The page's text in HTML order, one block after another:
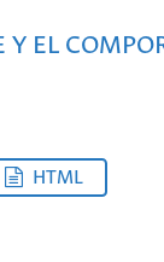
Y EL
HTML